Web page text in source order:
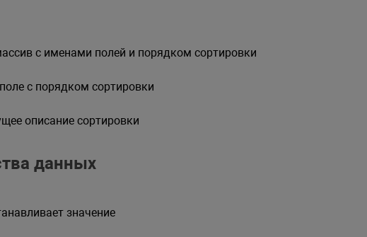
с именами полей и порядком сортировки
с порядком сортировки
описание сортировки
данных
значение